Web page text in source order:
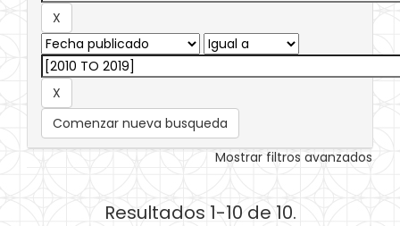
Comenzar nueva busqueda
Mostrar filtros avanzados
Resultados 1-10 de 10.